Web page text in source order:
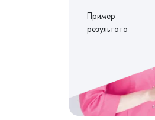
Пример
результата